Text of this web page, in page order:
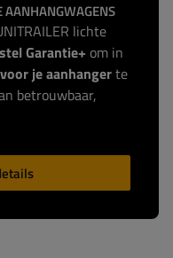
AANHANGWAGENS
lichte
Garantie+ om in
je aanhangerte
betrouwbaar,